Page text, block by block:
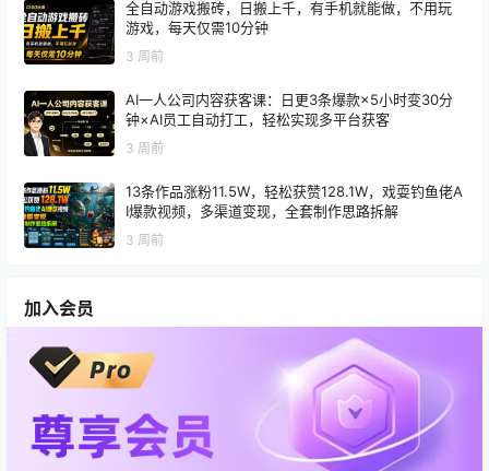
全自动游戏搬砖，日搬上千，有手机就能做，不用玩
游戏，每天仅需10分钟
3 周前
AI一人公司内容获客课：日更3条爆款×5小时变30分
钟×AI员工自动打工，轻松实现多平台获客
3 周前
13条作品涨粉11.5W，轻松获赞128.1W，戏耍钓鱼佬A
I爆款视频，多渠道变现，全套制作思路拆解
3 周前
加入会员